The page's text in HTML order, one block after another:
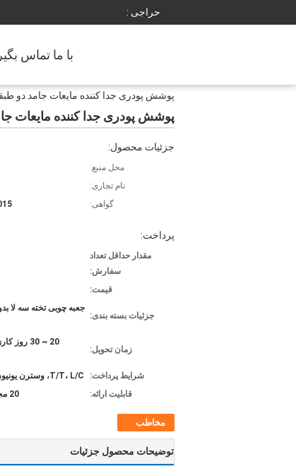
حراجی :
با ما تماس
پوشش پودری جدا کننده مایعات جامد دو
پوشش پودری جدا کننده مایعات
جزئیات محصول:
محل منبع:
نام تجاری:
گواهی:
پرداخت:
مقدار حداقل تعداد
سفارش:
قیمت:
جزئیات بسته بندی:
جعبه چوبی تخته سه لا
زمان تحویل:
20 ~ 30
شرایط پرداخت:
T/T، L/C، وسترن یونیون، مانی گرام
قابلیت ارائه:
20 مجموعه در ماه
مخاطب
توضیحات محصول جزئیات